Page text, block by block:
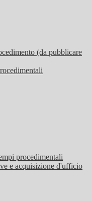
(da pubblicare
procedimentali
e acquisizione d'ufficio